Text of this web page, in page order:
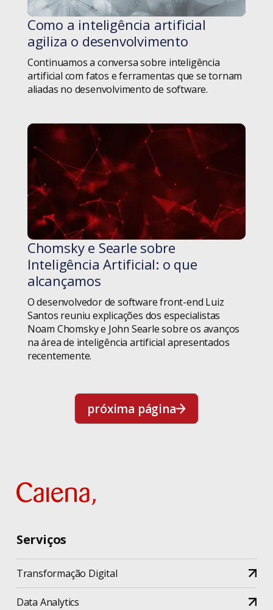
Transportes
Trends
UX Design
#blog
Como a inteligência artificial
agiliza o desenvolvimento
Continuamos a conversa sobre inteligência
artificial com fatos e ferramentas que se tornam
aliadas no desenvolvimento de software.
#blog
Chomsky e Searle sobre
Inteligência Artificial: o que
alcançamos
O desenvolvedor de software front-end Luiz
Santos reuniu explicações dos especialistas
Noam Chomsky e John Searle sobre os avanços
na área de inteligência artificial apresentados
recentemente.
próxima página
Serviços
Transformação Digital
Data Analytics